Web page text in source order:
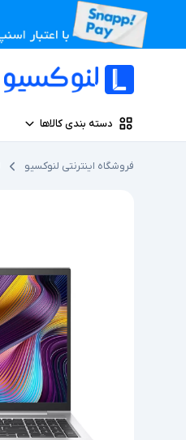
دسته بندی کالاها
فروشگاه اینترنتی لنوکسیو